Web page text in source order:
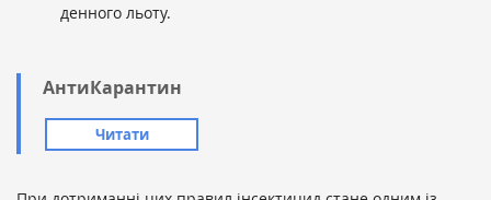
денного льоту.
АнтиКарантин
Читати